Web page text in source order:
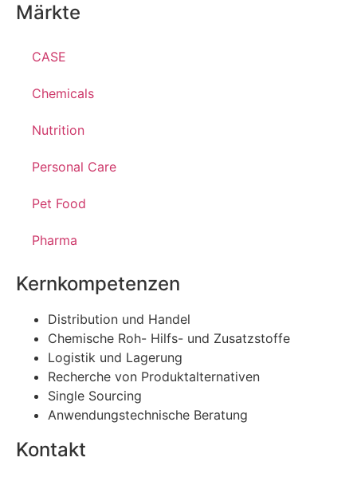
Märkte
CASE
Chemicals
Nutrition
Personal Care
Pet Food
Pharma
Kernkompetenzen
Distribution und Handel
Chemische Roh- Hilfs- und Zusatzstoffe
Logistik und Lagerung
Recherche von Produktalternativen
Single Sourcing
Anwendungstechnische Beratung
Kontakt